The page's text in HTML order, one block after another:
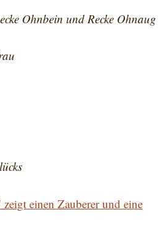
Ohnbein und Recke Ohnaug